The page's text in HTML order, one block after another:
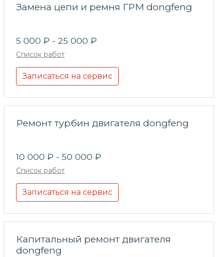
Замена цепи и ремня ГРМ dongfeng
5 000 ₽ - 25 000 ₽
Список работ
Записаться на сервис
Ремонт турбин двигателя dongfeng
10 000 ₽ - 50 000 ₽
Список работ
Записаться на сервис
Капитальный ремонт двигателя
dongfeng